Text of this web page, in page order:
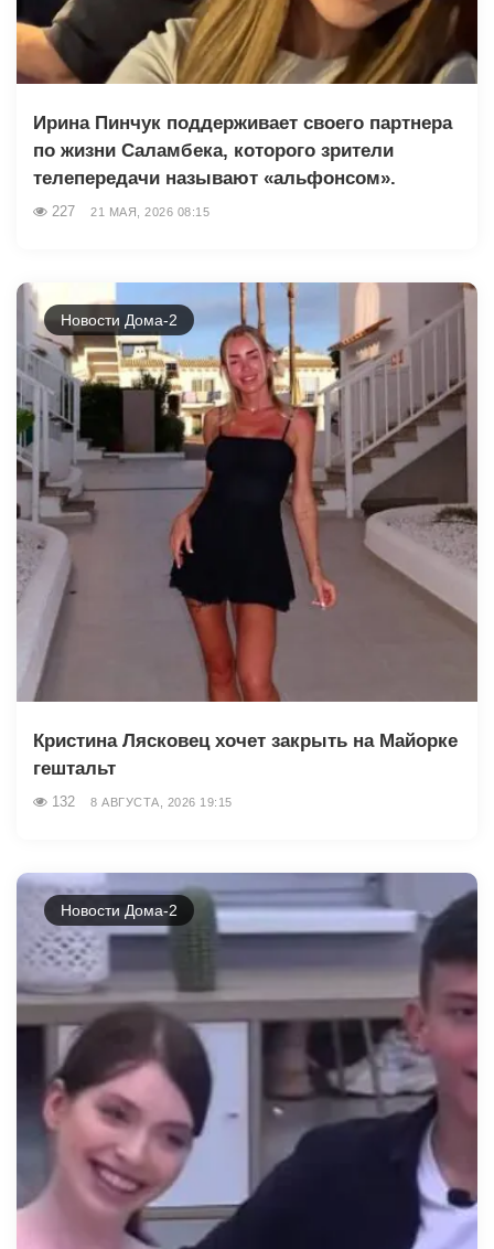
Ирина Пинчук поддерживает своего партнера
по жизни Саламбека, которого зрители
телепередачи называют «альфонсом».
227 21 МАЯ, 2026 08:15
Новости Дома-2
Кристина Лясковец хочет закрыть на Майорке
гештальт
132 8 АВГУСТА, 2026 19:15
Новости Дома-2